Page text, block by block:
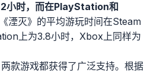
小时，而在PlayStation和
湮灭》的平均游玩时间在Steam
上为3.8小时，Xbox上同样为
款游戏都获得了广泛支持。根据